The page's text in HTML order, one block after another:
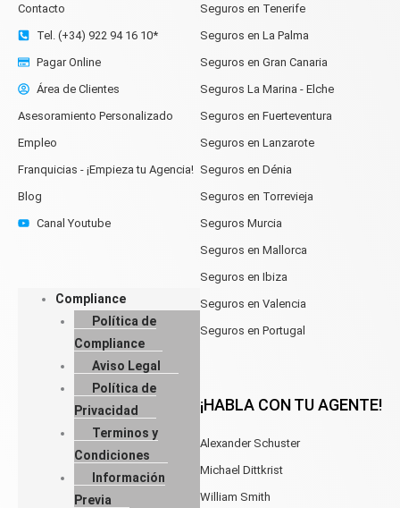
Contacto
Tel. (+34) 922 94 16 10*
Pagar Online
Área de Clientes
Asesoramiento Personalizado
Empleo
Franquicias - ¡Empieza tu Agencia!
Blog
Canal Youtube
Compliance
Política de
Compliance
Aviso Legal
Política de
Privacidad
Terminos y
Condiciones
Información
Previa
Seguros en Tenerife
Seguros en La Palma
Seguros en Gran Canaria
Seguros La Marina - Elche
Seguros en Fuerteventura
Seguros en Lanzarote
Seguros en Dénia
Seguros en Torrevieja
Seguros Murcia
Seguros en Mallorca
Seguros en Ibiza
Seguros en Valencia
Seguros en Portugal
¡HABLA CON TU AGENTE!
Alexander Schuster
Michael Dittkrist
William Smith